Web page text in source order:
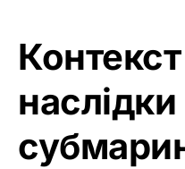
Контекст